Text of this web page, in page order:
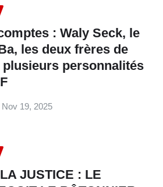
: Waly Seck, le
les deux frères de
plusieurs personnalités
Nov 19, 2025
JUSTICE : LE